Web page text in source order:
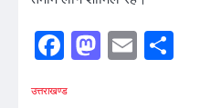
Facebook
Mastodon
Email
उत्तराखण्ड